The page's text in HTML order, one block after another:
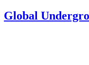
Global